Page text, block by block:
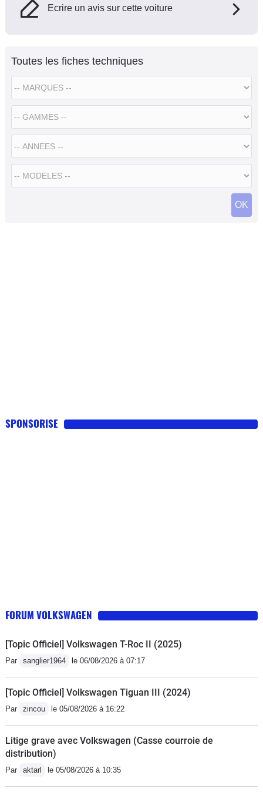
Ecrire un avis sur cette voiture
Toutes les fiches techniques
SPONSORISE
FORUM VOLKSWAGEN
[Topic Officiel] Volkswagen T-Roc II (2025)
Par sanglier1964 le 06/08/2026 à 07:17
[Topic Officiel] Volkswagen Tiguan III (2024)
Par zincou le 05/08/2026 à 16:22
Litige grave avec Volkswagen (Casse courroie de
distribution)
Par aktarl le 05/08/2026 à 10:35